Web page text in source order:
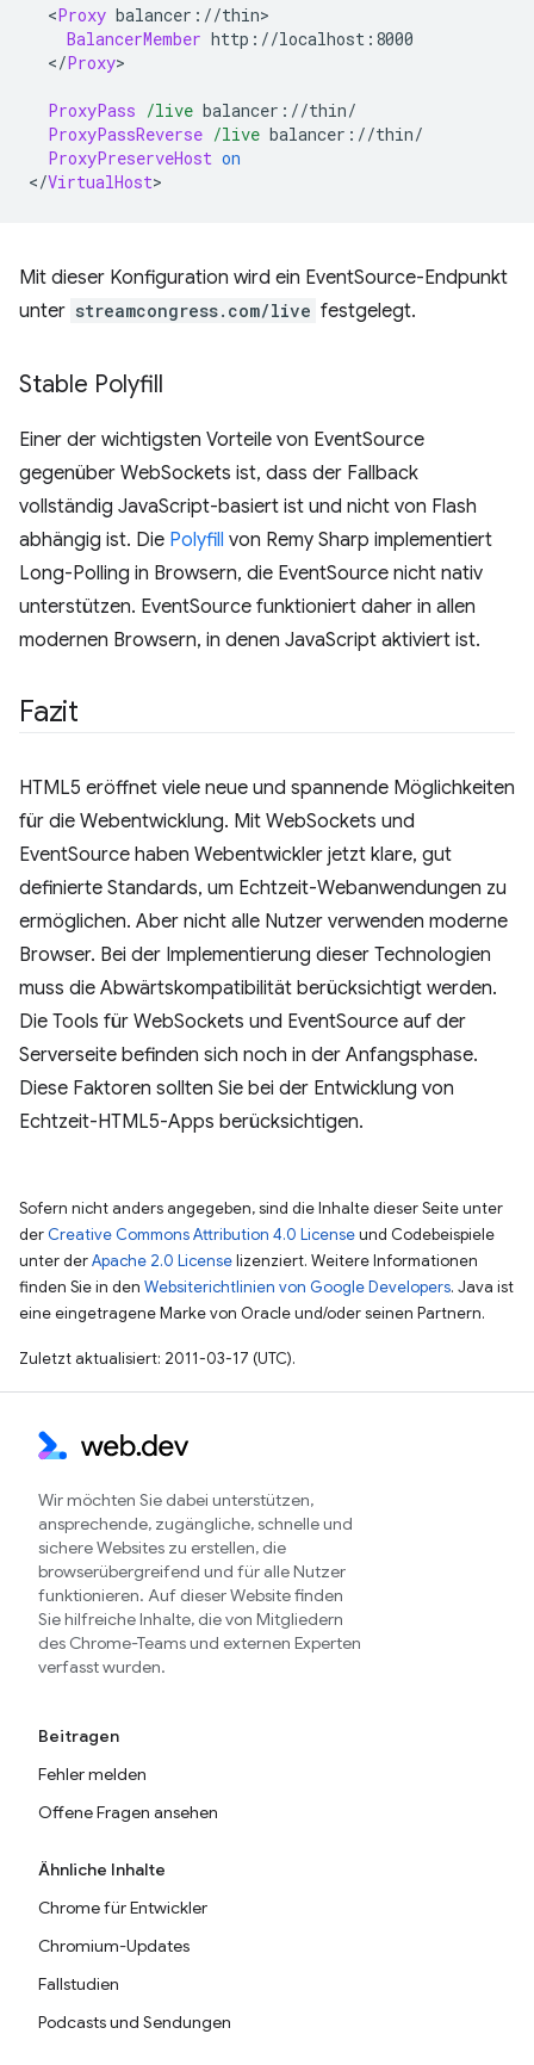
<Proxy
BalancerMember
</Proxy>
ProxyPass /live
ProxyPassReverse /live
ProxyPreserveHost on
</VirtualHost
Mit dieser Konfiguration wird ein EventSource-Endpunkt
unter streamcongress.com/live festgelegt.
Stable Polyfill
Einer der wichtigsten Vorteile von EventSource
gegenüber WebSockets ist, dass der Fallback
vollständig JavaScript-basiert ist und nicht von Flash
abhängig ist. Die Polyfill von Remy Sharp implementiert
Long-Polling in Browsern, die EventSource nicht nativ
unterstützen. EventSource funktioniert daher in allen
modernen Browsern, in denen JavaScript aktiviert ist.
Fazit
HTML5 eröffnet viele neue und spannende Möglichkeiten
für die Webentwicklung. Mit WebSockets und
EventSource haben Webentwickler jetzt klare, gut
definierte Standards, um Echtzeit-Webanwendungen zu
ermöglichen. Aber nicht alle Nutzer verwenden moderne
Browser. Bei der Implementierung dieser Technologien
muss die Abwärtskompatibilität berücksichtigt werden.
Die Tools für WebSockets und EventSource auf der
Serverseite befinden sich noch in der Anfangsphase.
Diese Faktoren sollten Sie bei der Entwicklung von
Echtzeit-HTML5-Apps berücksichtigen.
Sofern nicht anders angegeben, sind die Inhalte dieser Seite unter
der Creative Commons Attribution 4.0 Licenseund Codebeispiele
unter derApache 2.0 Licenselizenziert. Weitere Informationen
finden Sie in den Websiterichtlinien von Google Developers. Java ist
eine eingetragene Marke von Oracle und/oder seinen Partnern.
Zuletzt aktualisiert: 2011-03-17 (UTC).
Wir möchten Sie dabei unterstützen,
ansprechende, zugängliche, schnelle und
sichere Websites zu erstellen, die
browserübergreifend und für alle Nutzer
funktionieren. Auf dieser Website finden
Sie hilfreiche Inhalte, die von Mitgliedern
des Chrome-Teams und externen Experten
verfasst wurden.
Beitragen
Fehler melden
Offene Fragen ansehen
Ähnliche Inhalte
Chrome für Entwickler
Chromium-Updates
Fallstudien
Podcasts und Sendungen